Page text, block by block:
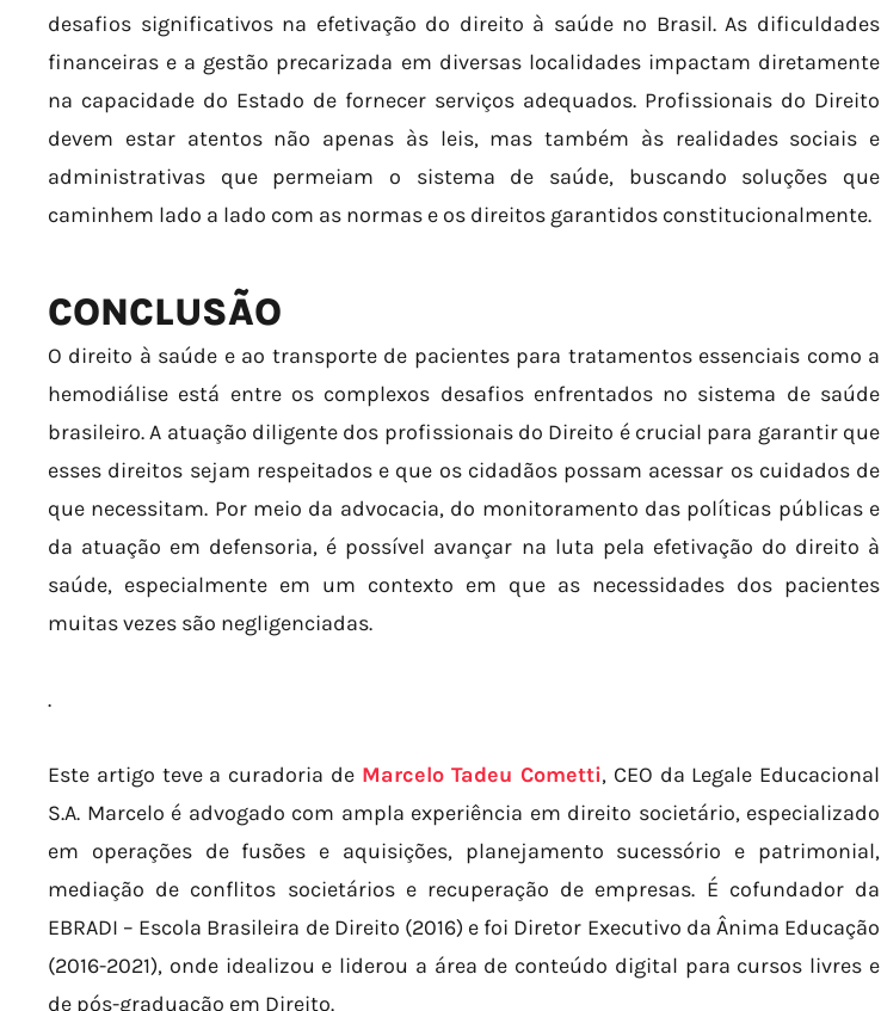
desafios significativos na efetivação do direito à saúde no Brasil. As dificuldades
financeiras e a gestão precarizada em diversas localidades impactam diretamente
na capacidade do Estado de fornecer serviços adequados. Profissionais do Direito
devem estar atentos não apenas às leis, mas também às realidades sociais e
administrativas que permeiam o sistema de saúde, buscando soluções que
caminhem lado a lado com as normas e os direitos garantidos constitucionalmente.
CONCLUSÃO
O direito à saúde e ao transporte de pacientes para tratamentos essenciais como a
hemodiálise está entre os complexos desafios enfrentados no sistema de saúde
brasileiro. A atuação diligente dos profissionais do Direito é crucial para garantir que
esses direitos sejam respeitados e que os cidadãos possam acessar os cuidados de
que necessitam. Por meio da advocacia, do monitoramento das políticas públicas e
da atuação em defensoria, é possível avançar na luta pela efetivação do direito à
saúde, especialmente em um contexto em que as necessidades dos pacientes
muitas vezes são negligenciadas.
.
Este artigo teve a curadoria de Marcelo Tadeu Cometti, CEO da Legale Educacional
S.A. Marcelo é advogado com ampla experiência em direito societário, especializado
em operações de fusões e aquisições, planejamento sucessório e patrimonial,
mediação de conflitos societários e recuperação de empresas. É cofundador da
EBRADI – Escola Brasileira de Direito (2016) e foi Diretor Executivo da Ânima Educação
(2016-2021), onde idealizou e liderou a área de conteúdo digital para cursos livres e
de pós-graduação em Direito.